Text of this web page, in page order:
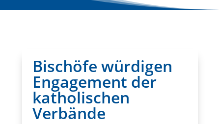
Bischöfe würdigen
Engagement der
katholischen
Verbände